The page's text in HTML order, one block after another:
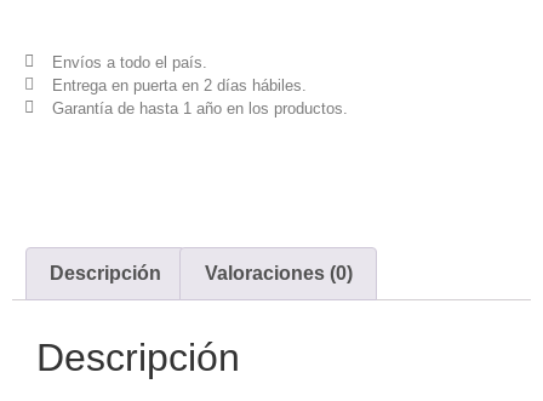
Envíos a todo el país.
Entrega en puerta en 2 días hábiles.
Garantía de hasta 1 año en los productos.
Descripción Valoraciones (0)
Descripción